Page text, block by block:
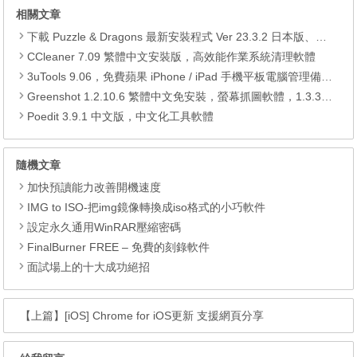
相關文章
下載 Puzzle & Dragons 最新安裝程式 Ver 23.3.2 日本版、港台版… (PAD Radar) (.apk) (.xapk)
CCleaner 7.09 繁體中文安裝版，高效能作業系統清理軟體
3uTools 9.06，免費蘋果 iPhone / iPad 手機平板電腦管理備份還原軟體
Greenshot 1.2.10.6 繁體中文免安裝，螢幕抓圖軟體，1.3.315 安裝版
Poedit 3.9.1 中文版，中文化工具軟體
隨機文章
加快預讀能力改善開機速度
IMG to ISO-把img鏡像轉換成iso格式的小巧軟件
設定永久通用WinRAR壓縮密碼
FinalBurner FREE – 免費的刻錄軟件
面試場上的十大成功絕招
【上篇】 [iOS] Chrome for iOS更新 支援網頁分享